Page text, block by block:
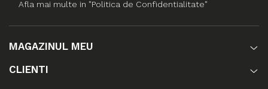
Afla mai multe in "Politica de Confidentialitate"
MAGAZINUL MEU
CLIENTI